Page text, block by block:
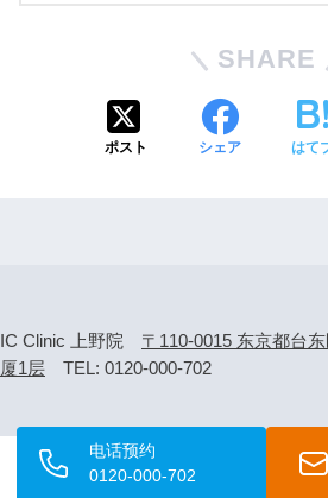
SHARE
ポスト シェア はて
IC Clinic 上野院 〒110-0015 东京都台
厦1层 TEL: 0120-000-702
HOME
电话预约
0120-000-702